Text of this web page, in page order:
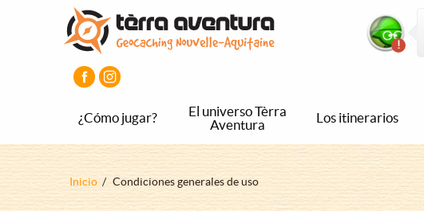
¿Cómo jugar?
El universo Tèrra
Aventura
Los itinerarios
Sobrescribir
Inicio Condiciones generales de uso